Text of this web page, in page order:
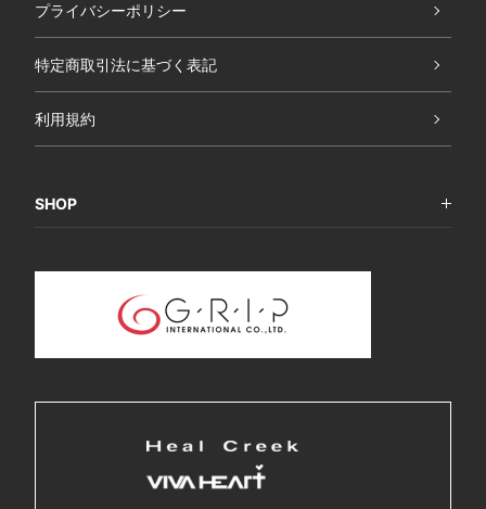
プライバシーポリシー
特定商取引法に基づく表記
利用規約
SHOP